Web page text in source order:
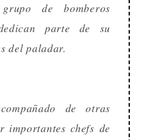
de bomberos
parte de su
del paladar.
de otras
importantes chefs de